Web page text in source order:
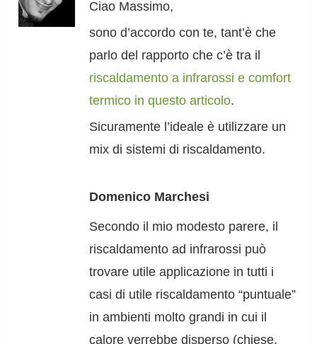
Ciao Massimo,
sono d’accordo con te, tant’è che
parlo del rapporto che c’è tra il
riscaldamento a infrarossi e comfort
termico in questo articolo.
Sicuramente l’ideale è utilizzare un
mix di sistemi di riscaldamento.
Domenico Marchesi
Secondo il mio modesto parere, il
riscaldamento ad infrarossi può
trovare utile applicazione in tutti i
casi di utile riscaldamento “puntuale”
in ambienti molto grandi in cui il
calore verrebbe disperso (chiese,